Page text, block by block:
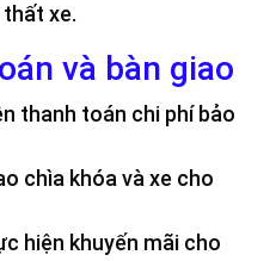
xe.
và bàn giao
thanh toán chi phí bảo
chìa khóa và xe cho
hiện khuyến mãi cho